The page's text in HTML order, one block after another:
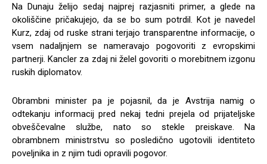
Na Dunaju želijo sedaj najprej razjasniti primer, a glede na
okoliščine pričakujejo, da se bo sum potrdil. Kot je navedel
Kurz, zdaj od ruske strani terjajo transparentne informacije, o
vsem nadaljnjem se nameravajo pogovoriti z evropskimi
partnerji. Kancler za zdaj ni želel govoriti o morebitnem izgonu
ruskih diplomatov.
Obrambni minister pa je pojasnil, da je Avstrija namig o
odtekanju informacij pred nekaj tedni prejela od prijateljske
obveščevalne službe, nato so stekle preiskave. Na
obrambnem ministrstvu so posledično ugotovili identiteto
poveljnika in z njim tudi opravili pogovor.